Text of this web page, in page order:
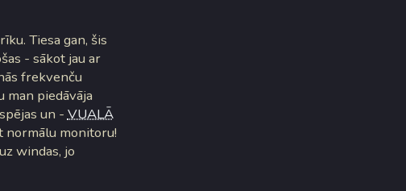
rīku. Tiesa gan, šis
- sākot jau ar
frekvenču
man piedāvāja
un -VUALĀ
normālu monitoru!
windas, jo